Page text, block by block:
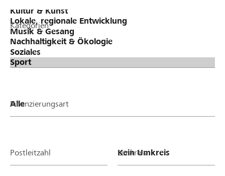
Kategorien
Finanzierungsart
Postleitzahl Umkreis